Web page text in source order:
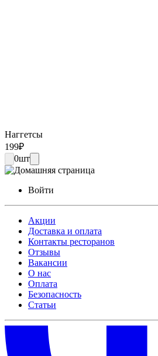
Наггетсы
199₽
0шт
Войти
Акции
Доставка и оплата
Контакты ресторанов
Отзывы
Вакансии
О нас
Оплата
Безопасность
Статьи